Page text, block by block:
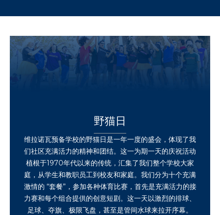
野猫日
维拉诺瓦预备学校的野猫日是一年一度的盛会，体现了我
们社区充满活力的精神和团结。这一为期一天的庆祝活动
植根于1970年代以来的传统，汇集了我们整个学校大家
庭，从学生和教职员工到校友和家庭。我们分为十个充满
激情的 “套餐”，参加各种体育比赛，首先是充满活力的接
力赛和每个组合提供的创意短剧。这一天以激烈的排球、
足球、夺旗、极限飞盘，甚至是管间水球来拉开序幕。